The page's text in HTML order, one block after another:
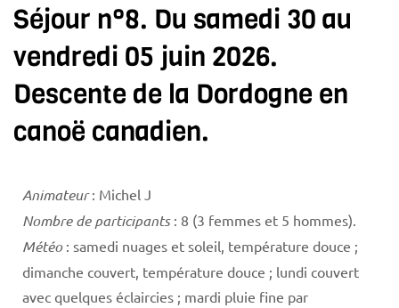
Séjour n°8. Du samedi 30 au
vendredi 05 juin 2026.
Descente de la Dordogne en
canoë canadien.
Animateur: Michel J
Nombre de participants: 8 (3 femmes et 5 hommes).
Météo : samedi nuages et soleil, température douce ;
dimanche couvert, température douce ; lundi couvert
avec quelques éclaircies ; mardi pluie fine par